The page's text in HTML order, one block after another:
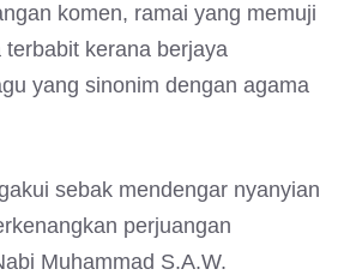
komen, ramai yang memuji
kerana berjaya
yang sinonim dengan agama
sebak mendengar nyanyian
perjuangan
Muhammad S.A.W.